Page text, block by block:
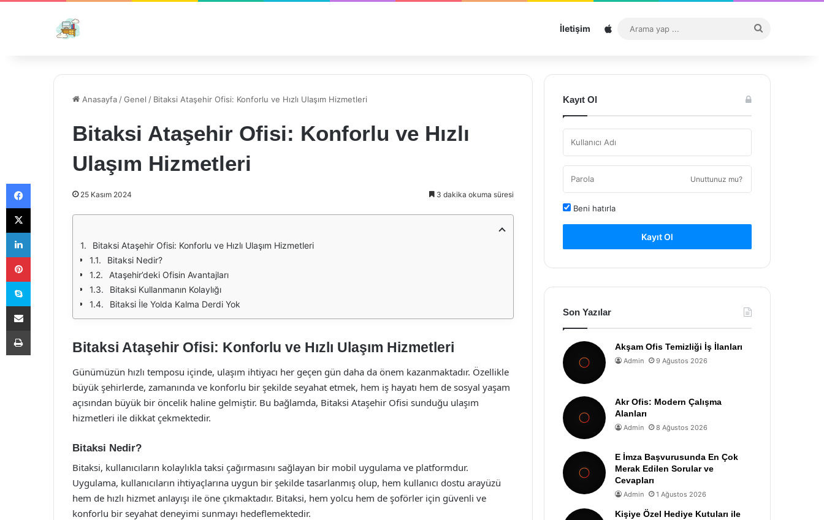
İletişim Sitemap
...
Anasayfa /Genel / Bitaksi Ataşehir Ofisi: Konforlu ve Hızlı Ulaşım Hizmetleri
Bitaksi Ataşehir Ofisi: Konforlu ve Hızlı
Ulaşım Hizmetleri
25 Kasım 2024 3 dakika okuma süresi
Bitaksi Ataşehir Ofisi: Konforlu ve Hızlı Ulaşım Hizmetleri
Bitaksi Nedir?
Ataşehir’deki Ofisin Avantajları
Bitaksi Kullanmanın Kolaylığı
Bitaksi İle Yolda Kalma Derdi Yok
Bitaksi Ataşehir Ofisi: Konforlu ve Hızlı Ulaşım Hizmetleri
Günümüzün hızlı temposu içinde, ulaşım ihtiyacı her geçen gün daha da önem kazanmaktadır. Özellikle
büyük şehirlerde, zamanında ve konforlu bir şekilde seyahat etmek, hem iş hayatı hem de sosyal yaşam
açısından büyük bir öncelik haline gelmiştir. Bu bağlamda, Bitaksi Ataşehir Ofisi sunduğu ulaşım
hizmetleri ile dikkat çekmektedir.
Bitaksi Nedir?
Bitaksi, kullanıcıların kolaylıkla taksi çağırmasını sağlayan bir mobil uygulama ve platformdur.
Uygulama, kullanıcıların ihtiyaçlarına uygun bir şekilde tasarlanmış olup, hem kullanıcı dostu arayüzü
hem de hızlı hizmet anlayışı ile öne çıkmaktadır. Bitaksi, hem yolcu hem de şoförler için güvenli ve
konforlu bir seyahat deneyimi sunmayı hedeflemektedir.
Kayıt Ol
Unuttunuz mu?
Beni hatırla
Kayıt Ol
Son Yazılar
Akşam Ofis Temizliği İş İlanları
Admin 9 Ağustos 2026
Akr Ofis: Modern Çalışma
Alanları
Admin 8 Ağustos 2026
E İmza Başvurusunda En Çok
Merak Edilen Sorular ve
Cevapları
Admin 1 Ağustos 2026
Kişiye Özel Hediye Kutuları ile
Facebook
X
LinkedIn
Pinterest
Skype
E-Posta ile paylaş